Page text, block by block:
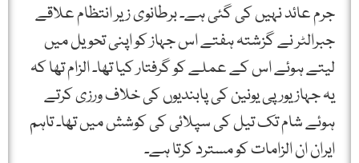
جرم عائد نہیں کی گئی ہے۔ برطانوی زیر انتظام علاقے
جبرالٹر نے گزشتہ ہفتے اس جہاز کو اپنی تحویل میں
لیتے ہوئے اس کے عملے کو گرفتار کیا تھا۔ الزام تھا کہ
یہ جہاز یورپی یونین کی پابندیوں کی خلاف ورزی کرتے
ہوئے شام تک تیل کی سپلائی کی کوشش میں تھا۔ تاہم
ایران ان الزامات کو مسترد کرتا ہے۔